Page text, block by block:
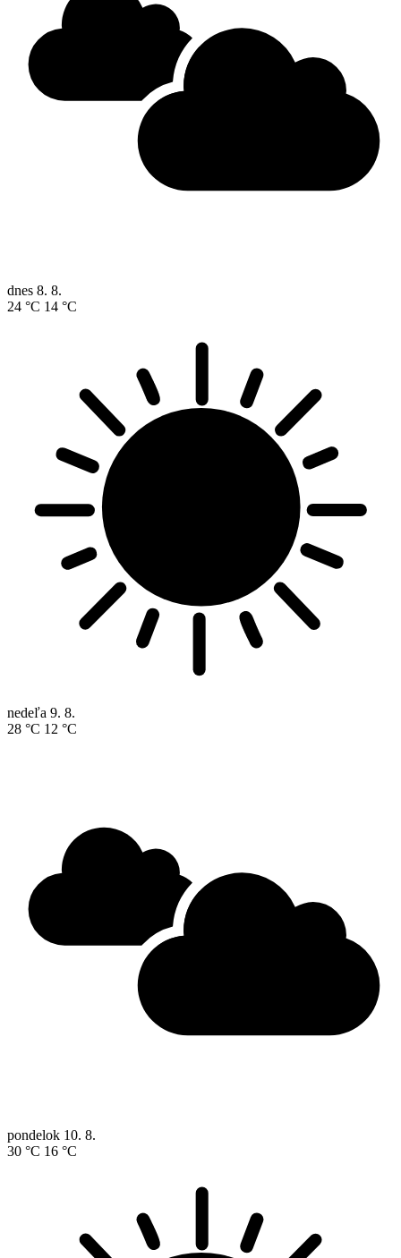
dnes 8. 8.
24 °C 14 °C
nedeľa 9. 8.
28 °C 12 °C
pondelok 10. 8.
30 °C 16 °C